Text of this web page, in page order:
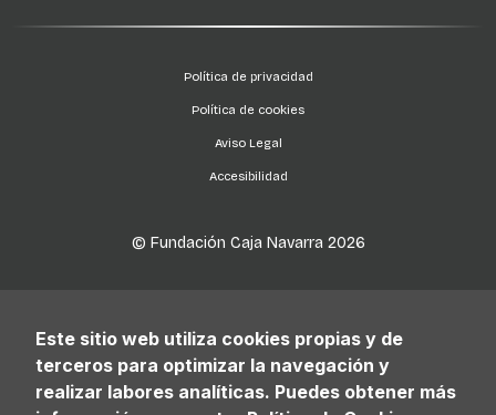
Este sitio web utiliza cookies propias y de
terceros para optimizar la navegación y
realizar labores analíticas. Puedes obtener más
Política de privacidad
Política de cookies
Aviso Legal
Accesibilidad
© Fundación Caja Navarra 2026